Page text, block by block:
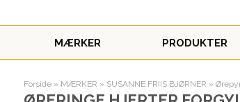
MÆRKER PRODUKTER
Forside» MÆRKER » SUSANNE FRIIS BJØRNER »